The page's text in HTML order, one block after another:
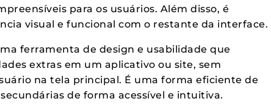
para os usuários. Além disso, é
visual e funcional com o restante da interface.
ferramenta de design e usabilidade que
extras em um aplicativo ou site, sem
na tela principal. É uma forma eficiente de
de forma acessível e intuitiva.